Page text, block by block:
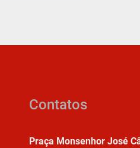
Contatos
Praça Monsenhor José